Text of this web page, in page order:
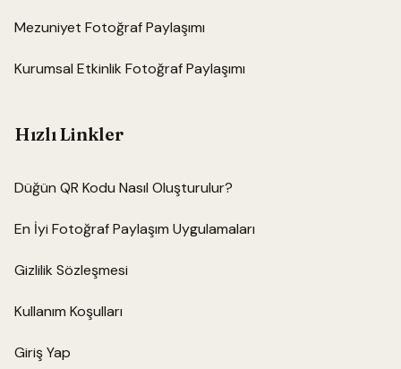
Mezuniyet Fotoğraf Paylaşımı
Kurumsal Etkinlik Fotoğraf Paylaşımı
Hızlı Linkler
Düğün QR Kodu Nasıl Oluşturulur?
En İyi Fotoğraf Paylaşım Uygulamaları
Gizlilik Sözleşmesi
Kullanım Koşulları
Giriş Yap